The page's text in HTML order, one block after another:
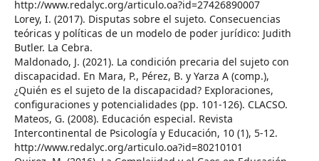
http://www.redalyc.org/articulo.oa?id=27426890007
Lorey, I. (2017). Disputas sobre el sujeto. Consecuencias
teóricas y políticas de un modelo de poder jurídico: Judith
Butler. La Cebra.
Maldonado, J. (2021). La condición precaria del sujeto con
discapacidad. En Mara, P., Pérez, B. y Yarza A (comp.),
¿Quién es el sujeto de la discapacidad? Exploraciones,
configuraciones y potencialidades (pp. 101-126). CLACSO.
Mateos, G. (2008). Educación especial. Revista
Intercontinental de Psicología y Educación, 10 (1), 5-12.
http://www.redalyc.org/articulo.oa?id=80210101